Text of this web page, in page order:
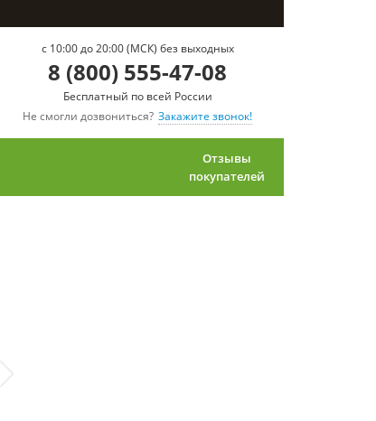
c 10:00 до 20:00 (МСК) без выходных
8 (800) 555-47-08
Бесплатный по всей России
Не смогли дозвониться? Закажите звонок!
Отзывы
покупателей